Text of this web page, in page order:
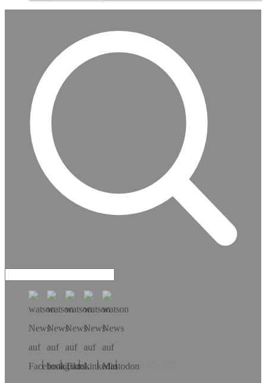
Hol dir die App!